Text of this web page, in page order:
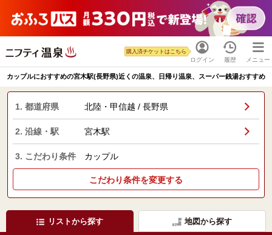
ログイン
購入済チケットはこちら
履歴 メニュー
カップルにおすすめの宮木駅(長野県)近くの温泉、日帰り温泉、スーパー銭湯おすすめ
1. 都道府県 北陸・甲信越 / 長野県
2. 沿線・駅 宮木駅
3. こだわり条件 カップル
こだわり条件を変更する
リストから探す 地図から探す